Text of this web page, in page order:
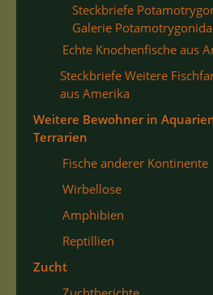
Steckbriefe
Galerie
Echte Knochenfische aus
Steckbriefe Weitere
aus Amerika
Weitere Bewohner in
Terrarien
Fische anderer Kontinente
Wirbellose
Amphibien
Reptillien
Zucht